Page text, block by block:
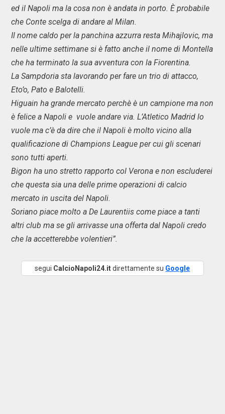
ed il Napoli ma la cosa non è andata in porto. È probabile
che Conte scelga di andare al Milan.
Il nome caldo per la panchina azzurra resta Mihajlovic, ma
nelle ultime settimane si è fatto anche il nome di Montella
che ha terminato la sua avventura con la Fiorentina.
La Sampdoria sta lavorando per fare un trio di attacco,
Eto’o, Pato e Balotelli.
Higuain ha grande mercato perchè è un campione ma non
è felice a Napoli e vuole andare via. L’Atletico Madrid lo
vuole ma c’è da dire che il Napoli è molto vicino alla
qualificazione di Champions League per cui gli scenari
sono tutti aperti.
Bigon ha uno stretto rapporto col Verona e non escluderei
che questa sia una delle prime operazioni di calcio
mercato in uscita del Napoli.
Soriano piace molto a De Laurentiis come piace a tanti
altri club ma se gli arrivasse una offerta dal Napoli credo
che la accetterebbe volentieri”.
segui CalcioNapoli24.itdirettamente su Google